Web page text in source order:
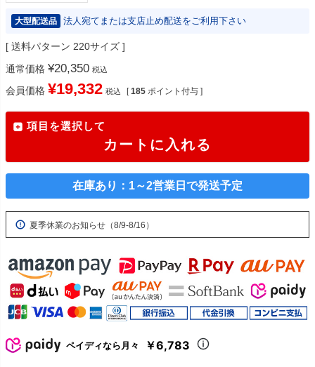
大型配送品 法人宛てまたは支店止め配送をご利用下さい
送料パターン 220サイズ
通常価格 ¥20,350 税込
会員価格 ¥19,332 税込 [ 185 ポイント付与 ]
項目を選択して
カートに入れる
在庫あり：1～2営業日で発送予定
夏季休業のお知らせ（8/9-8/16）
ペイディなら月々 ￥6,783